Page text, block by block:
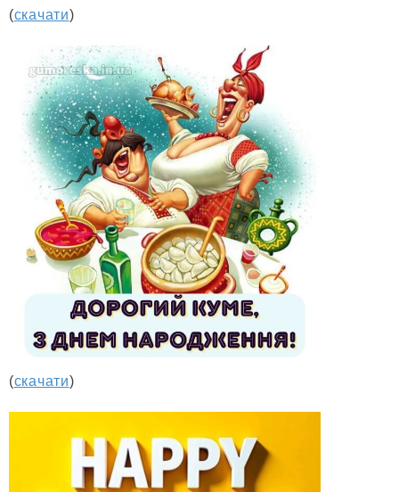
(скачати)
(скачати)